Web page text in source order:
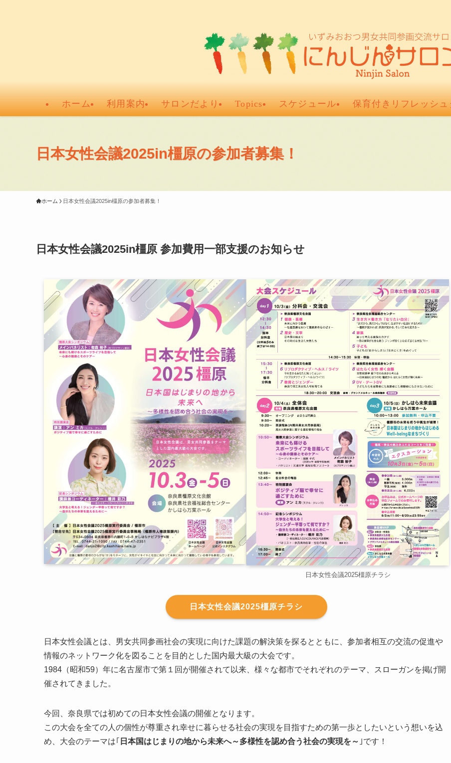
ホーム 利用案内 サロンだより Topics スケジュール 保育付きリフレッシ
日本女性会議2025in橿原の参加者募集！
ホーム 日本女性会議2025in橿原の参加者募集！
日本女性会議2025in橿原 参加費用一部支援のお知らせ
日本女性会議2025橿原チラシ
日本女性会議2025橿原チラシ
日本女性会議とは、男女共同参画社会の実現に向けた課題の解決策を探るとともに、参加者相互の交流の促進や
情報のネットワーク化を図ることを目的とした国内最大級の大会です。
1984（昭和59）年に名古屋市で第１回が開催されて以来、様々な都市でそれぞれのテーマ、スローガンを掲げ開
催されてきました。
今回、奈良県では初めての日本女性会議の開催となります。
この大会を全ての人の個性が尊重され幸せに暮らせる社会の実現を目指すための第一歩としたいという想いを込
め、大会のテーマは｢ 日本国はじまりの地から未来へ～多様性を認め合う社会の実現を～ ｣です！